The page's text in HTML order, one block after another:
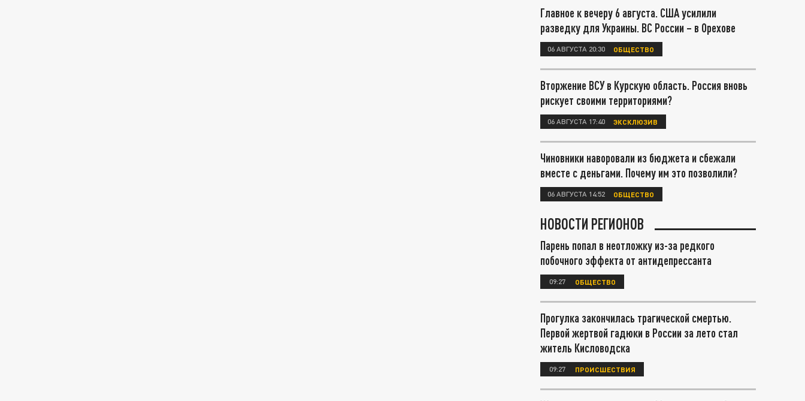
Главное к вечеру 6 августа. США усилили
разведку для Украины. ВС России – в Орехове
06 АВГУСТА 20:30 ОБЩЕСТВО
Вторжение ВСУ в Курскую область. Россия вновь
рискует своими территориями?
06 АВГУСТА 17:40 ЭКСКЛЮЗИВ
Чиновники наворовали из бюджета и сбежали
вместе с деньгами. Почему им это позволили?
06 АВГУСТА 14:52 ОБЩЕСТВО
НОВОСТИ РЕГИОНОВ
Парень попал в неотложку из-за редкого
побочного эффекта от антидепрессанта
09:27 ОБЩЕСТВО
Прогулка закончилась трагической смертью.
Первой жертвой гадюки в России за лето стал
житель Кисловодска
09:27 ПРОИСШЕСТВИЯ